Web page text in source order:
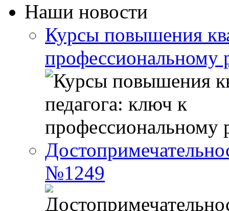
Наши новости
Курсы повышения
профессиональному
№1249